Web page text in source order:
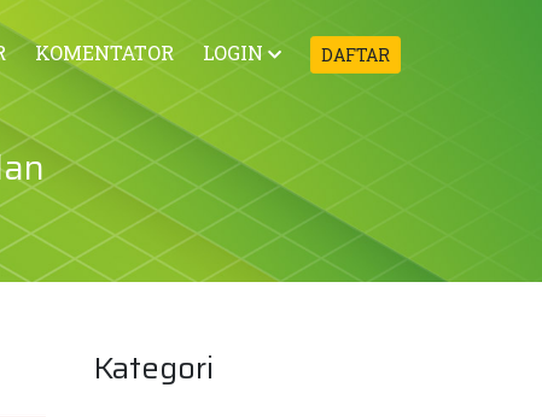
KOMENTATOR LOGIN DAFTAR
Kategori